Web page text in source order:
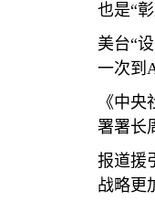
也是“
美台“
一次到
《中
署署长
报道援
战略更